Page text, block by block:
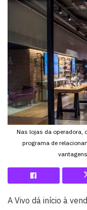
Nas lojas da operadora,
programa de
A Vivo dá início à